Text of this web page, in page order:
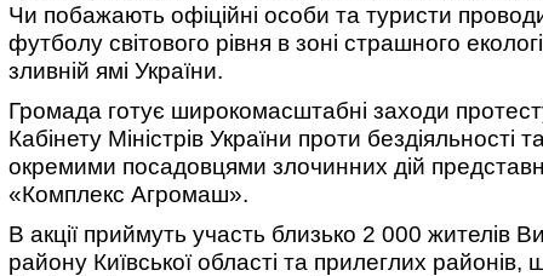
Чи побажають офіційні особи та туристи
футболу світового рівня в зоні страшного
зливній ямі України.
Громада готує широкомасштабні заходи
Кабінету Міністрів України проти бездіяльності
окремими посадовцями злочинних дій
«Комплекс Агромаш».
В акції приймуть участь близько 2 000 жителів
району Київської області та прилеглих